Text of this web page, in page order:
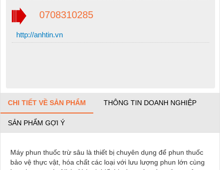
0708310285
http://anhtin.vn
CHI TIẾT VỀ SẢN PHẨM THÔNG TIN DOANH NGHIỆP
SẢN PHẨM GỢI Ý
Máy phun thuốc trừ sâu là thiết bị chuyên dụng để phun thuốc
bảo vệ thực vật, hóa chất các loại với lưu lượng phun lớn cùng